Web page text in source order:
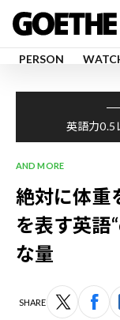
PERSON
英語力0.5
AND MORE
絶対に体重
を表す英語
な量
SHARE